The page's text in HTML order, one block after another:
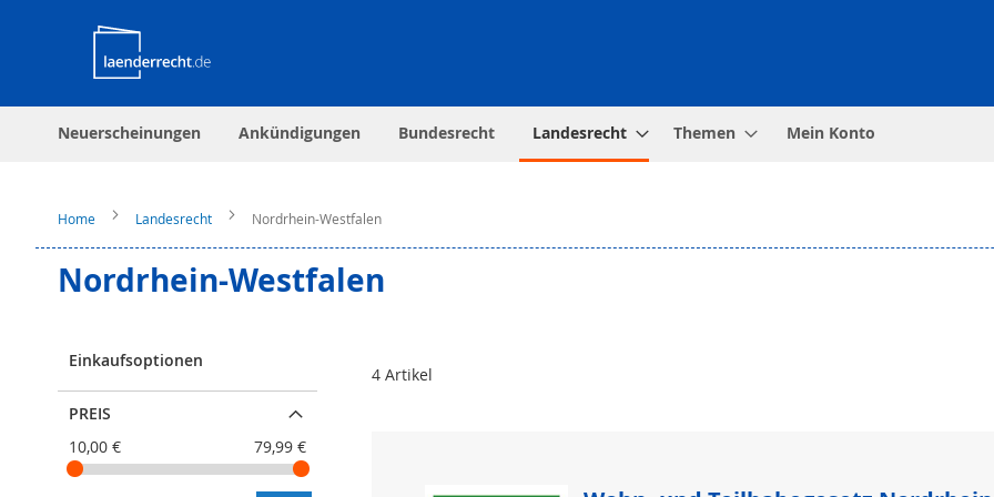
Neuerscheinungen Ankündigungen Bundesrecht Landesrecht Themen Mein Konto
Home Landesrecht Nordrhein-Westfalen
Nordrhein-Westfalen
4 Artikel
Einkaufsoptionen
PREIS
10,00 €
79,99 €